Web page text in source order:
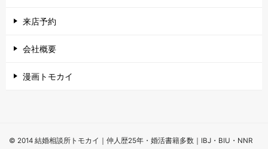
来店予約
会社概要
漫画トモカイ
© 2014 結婚相談所トモカイ｜仲人歴25年・婚活書籍多数｜IBJ・BIU・NNR